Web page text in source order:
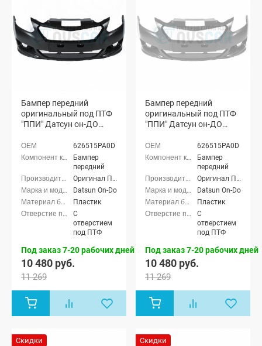
Бампер передний
оригинальный под ПТФ
"ППИ" Датсун он-ДО
626515PA0D
Бампер
передний
Оригинал ППИ
Datsun On-Do
Пластик
С
отверстием
под ПТФ
Под заказ 7-20 рабочих дней
10 480 руб.
11 269
Бампер передний
оригинальный под ПТФ
"ППИ" Датсун он-ДО
626515PA0D
Бампер
передний
Оригинал ППИ
Datsun On-Do
Пластик
С
отверстием
под ПТФ
Под заказ 7-20 рабочих дней
10 480 руб.
11 269
Скидки Скидки